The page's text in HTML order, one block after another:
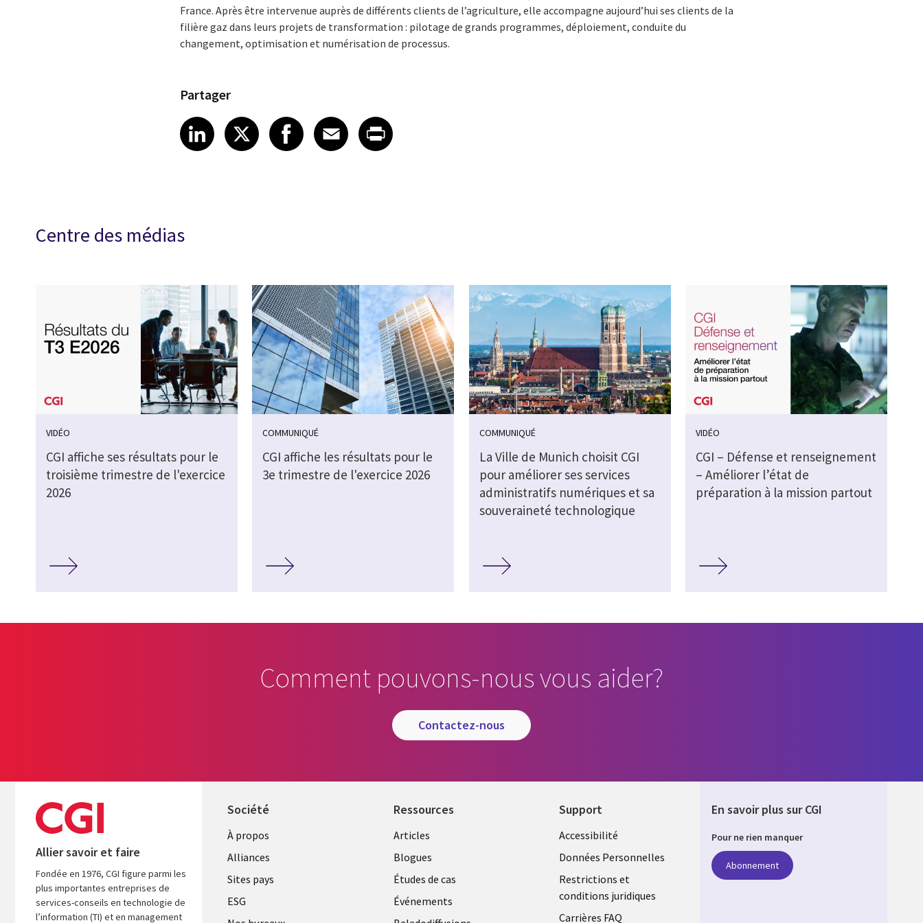
France. Après être intervenue auprès de différents clients de l’agriculture, elle accompagne aujourd’hui ses clients de la
filière gaz dans leurs projets de transformation : pilotage de grands programmes, déploiement, conduite du
changement, optimisation et numérisation de processus.
Partager
Share article on LinkedIn
LinkedIn
Share article on X
XShare article on Facebook
Facebook
Share article on Email
Email
Share article on Print
Centre des médias
VIDÉO
CGI affiche ses résultats pour le
troisième trimestre de l'exercice
2026
COMMUNIQUÉ
CGI affiche les résultats pour le
3e trimestre de l'exercice 2026
COMMUNIQUÉ
La Ville de Munich choisit CGI
pour améliorer ses services
administratifs numériques et sa
souveraineté technologique
VIDÉO
CGI – Défense et renseignement
– Améliorer l’état de
préparation à la mission partout
Comment pouvons-nous vous aider?
contactez-nous
Allier savoir et faire
Fondée en 1976, CGI figure parmi les
plus importantes entreprises de
services-conseils en technologie de
l’information (TI) et en management
Société
À propos
Alliances
Sites pays
ESG
Ressources
Articles
Blogues
Études de cas
Événements
Support
Accessibilité
Données Personnelles
Restrictions et
conditions juridiques
Carrières FAQ
En savoir plus sur CGI
Pour ne rien manquer
Abonnement